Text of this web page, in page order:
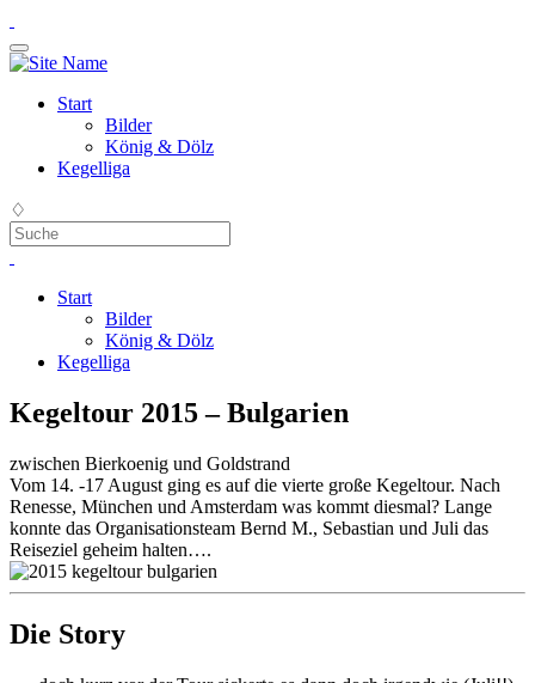
Start
Bilder
König & Dölz
Kegelliga
♢
Start
Bilder
König & Dölz
Kegelliga
Kegeltour 2015 – Bulgarien
zwischen Bierkoenig und Goldstrand
Vom 14. -17 August ging es auf die vierte große Kegeltour. Nach
Renesse, München und Amsterdam was kommt diesmal? Lange
konnte das Organisationsteam Bernd M., Sebastian und Juli das
Reiseziel geheim halten….
Die Story